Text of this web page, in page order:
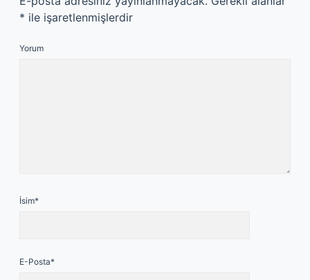
* ile işaretlenmişlerdir
Yorum
İsim*
E-Posta*